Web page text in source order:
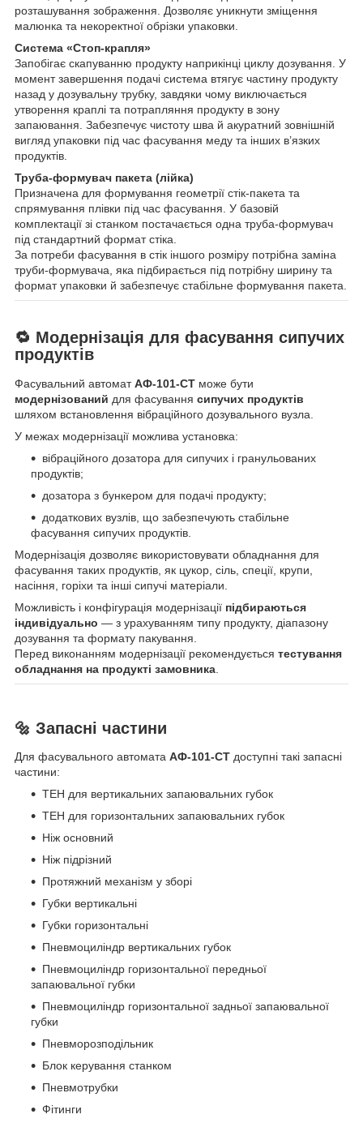
розташування зображення. Дозволяє уникнути зміщення
малюнка та некоректної обрізки упаковки.
Система «Стоп-крапля»
Запобігає скапуванню продукту наприкінці циклу дозування. У
момент завершення подачі система втягує частину продукту
назад у дозувальну трубку, завдяки чому виключається
утворення краплі та потрапляння продукту в зону
запаювання. Забезпечує чистоту шва й акуратний зовнішній
вигляд упаковки під час фасування меду та інших в’язких
продуктів.
Труба-формувач пакета (лійка)
Призначена для формування геометрії стік-пакета та
спрямування плівки під час фасування. У базовій
комплектації зі станком постачається одна труба-формувач
під стандартний формат стіка.
За потреби фасування в стік іншого розміру потрібна заміна
труби-формувача, яка підбирається під потрібну ширину та
формат упаковки й забезпечує стабільне формування пакета.
🔁 Модернізація для фасування сипучих
продуктів
Фасувальний автоматАФ-101-СТ може бути
модернізований для фасування сипучих продуктів
шляхом встановлення вібраційного дозувального вузла.
У межах модернізації можлива установка:
вібраційного дозатора для сипучих і гранульованих
продуктів;
дозатора з бункером для подачі продукту;
додаткових вузлів, що забезпечують стабільне
фасування сипучих продуктів.
Модернізація дозволяє використовувати обладнання для
фасування таких продуктів, як цукор, сіль, спеції, крупи,
насіння, горіхи та інші сипучі матеріали.
Можливість і конфігурація модернізації підбираються
індивідуально — з урахуванням типу продукту, діапазону
дозування та формату пакування.
Перед виконанням модернізації рекомендується тестування
обладнання на продукті замовника
🔩 Запасні частини
Для фасувального автомата АФ-101-СТ доступні такі запасні
частини:
ТЕН для вертикальних запаювальних губок
ТЕН для горизонтальних запаювальних губок
Ніж основний
Ніж підрізний
Протяжний механізм у зборі
Губки вертикальні
Губки горизонтальні
Пневмоциліндр вертикальних губок
Пневмоциліндр горизонтальної передньої
запаювальної губки
Пневмоциліндр горизонтальної задньої запаювальної
губки
Пневморозподільник
Блок керування станком
Пневмотрубки
Фітинги